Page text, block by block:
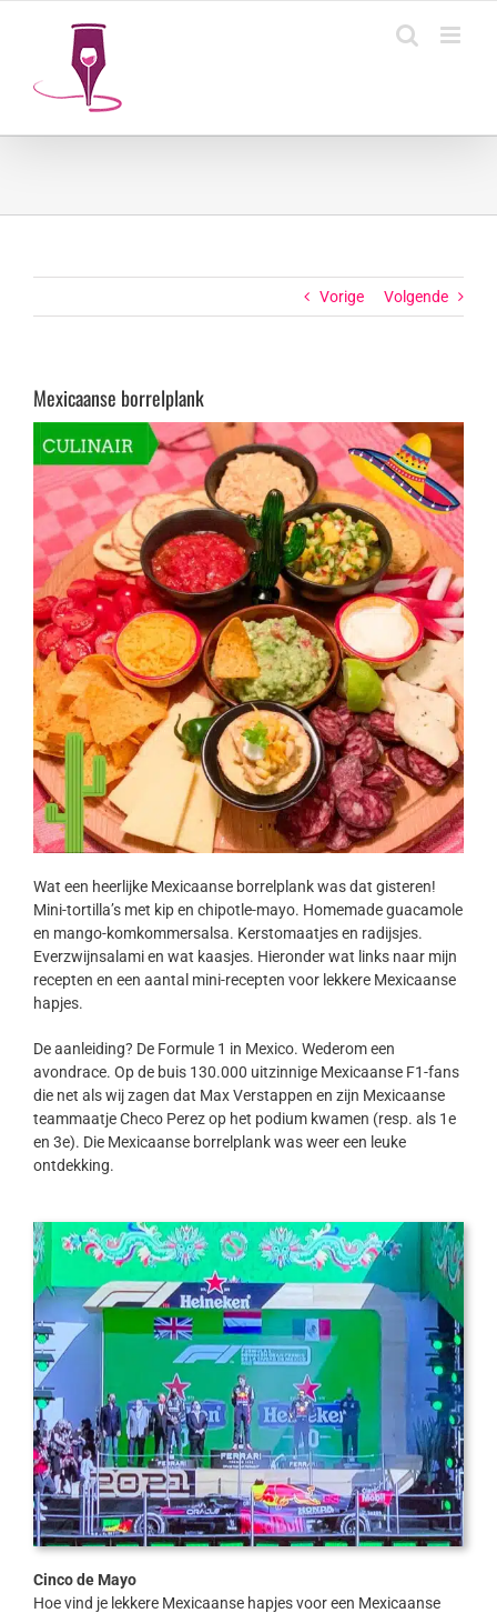
Vorige Volgende
Mexicaanse borrelplank
Wat een heerlijke Mexicaanse borrelplank was dat gisteren!
Mini-tortilla’s met kip en chipotle-mayo. Homemade guacamole
en mango-komkommersalsa. Kerstomaatjes en radijsjes.
Everzwijnsalami en wat kaasjes. Hieronder wat links naar mijn
recepten en een aantal mini-recepten voor lekkere Mexicaanse
hapjes.
De aanleiding? De Formule 1 in Mexico. Wederom een
avondrace. Op de buis 130.000 uitzinnige Mexicaanse F1-fans
die net als wij zagen dat Max Verstappen en zijn Mexicaanse
teammaatje Checo Perez op het podium kwamen (resp. als 1e
en 3e). Die Mexicaanse borrelplank was weer een leuke
ontdekking.
Cinco de Mayo
Hoe vind je lekkere Mexicaanse hapjes voor een Mexicaanse